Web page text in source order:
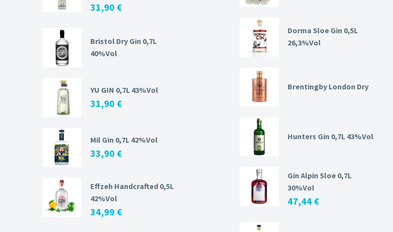
31,90 €
Bristol Dry Gin 0,7L
40%Vol
YU GIN 0,7L 43%Vol
31,90 €
Mil Gin 0,7L 42%Vol
33,90 €
Effzeh Handcrafted 0,5L
42%Vol
34,99 €
Dorma Sloe Gin 0,5L
26,3%Vol
Brentingby London Dry
Hunters Gin 0,7L 43%Vol
Gin Alpin Sloe 0,7L
30%Vol
47,44 €